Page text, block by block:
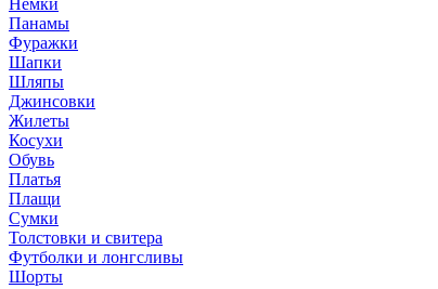
Немки
Панамы
Фуражки
Шапки
Шляпы
Джинсовки
Жилеты
Косухи
Обувь
Платья
Плащи
Сумки
Толстовки и свитера
Футболки и лонгсливы
Шорты